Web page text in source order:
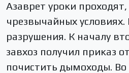
Азаврет уроки
чрезвычайных
разрушения. К началу
завхоз получил приказ
почистить дымоходы.